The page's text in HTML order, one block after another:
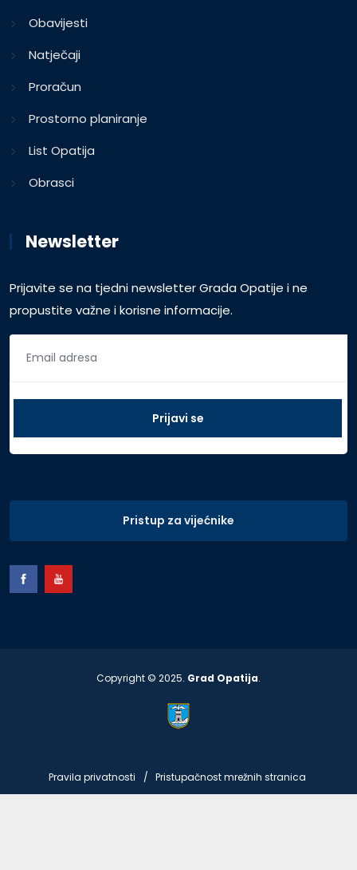
Obavijesti
Natječaji
Proračun
Prostorno planiranje
List Opatija
Obrasci
Newsletter
Prijavite se na tjedni newsletter Grada Opatije i ne
propustite važne i korisne informacije.
Pristup za vijećnike
Copyright © 2025. Grad Opatija.
Pravila privatnosti Pristupačnost mrežnih stranica